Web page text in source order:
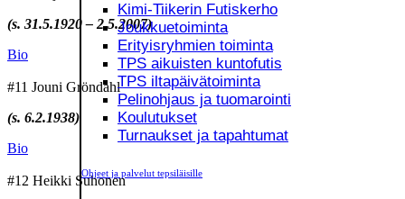
Kimi-Tiikerin Futiskerho
Joukkuetoiminta
Erityisryhmien toiminta
TPS aikuisten kuntofutis
TPS iltapäivätoiminta
Pelinohjaus ja tuomarointi
Koulutukset
Turnaukset ja tapahtumat
Ohjeet ja palvelut tepsiläisille
(s. 31.5.1920 – 2.5.2007)
Bio
#11 Jouni Gröndahl
(s. 6.2.1938)
Bio
#12 Heikki Suhonen